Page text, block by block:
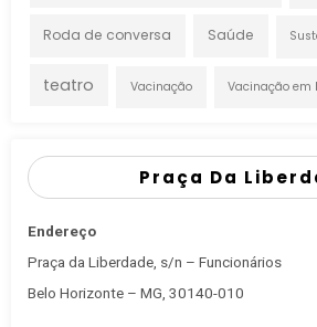
Roda de conversa Saúde
teatro Vacinação Vacinação em
Praça Da
Endereço
Praça da Liberdade, s/n – Funcionários
Belo Horizonte – MG, 30140-010